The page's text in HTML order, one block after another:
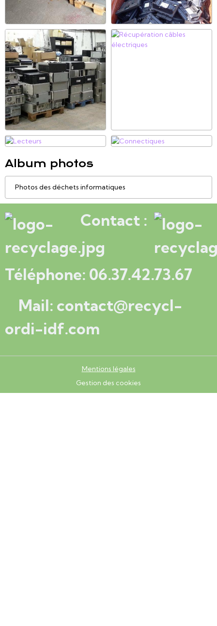
Album photos
Photos des déchets informatiques
Contact :
Téléphone: 06.37.42.73.67
Mail: contact@recycl-
ordi-idf.com
Mentions légales
Gestion des cookies